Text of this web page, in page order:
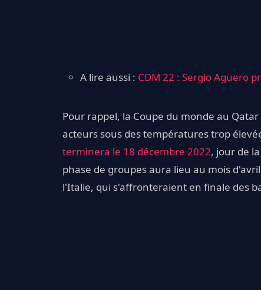
A lire aussi : CDM 22 : Sergio Agüero
Pour rappel, la Coupe du monde au
acteurs sous des températures trop
terminera le 18 décembre 2022, jour de
phase de groupes aura lieu au mois
l'Italie, qui s'affronteraient en finale des